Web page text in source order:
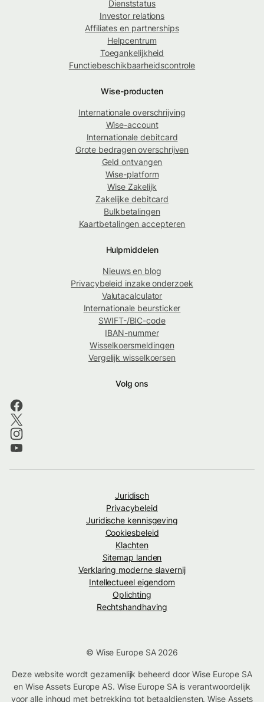
Dienststatus
Investor relations
Affiliates en partnerships
Helpcentrum
Toegankelijkheid
Functiebeschikbaarheidscontrole
Wise-producten
Internationale overschrijving
Wise-account
Internationale debitcard
Grote bedragen overschrijven
Geld ontvangen
Wise-platform
Wise Zakelijk
Zakelijke debitcard
Bulkbetalingen
Kaartbetalingen accepteren
Hulpmiddelen
Nieuws en blog
Privacybeleid inzake onderzoek
Valutacalculator
Internationale beursticker
SWIFT-/BIC-code
IBAN-nummer
Wisselkoersmeldingen
Vergelijk wisselkoersen
Volg ons
Juridisch
Privacybeleid
Juridische kennisgeving
Cookiesbeleid
Klachten
Sitemap landen
Verklaring moderne slavernij
Intellectueel eigendom
Oplichting
Rechtshandhaving
© Wise Europe SA 2026
Deze website wordt gezamenlijk beheerd door Wise Europe SA
en Wise Assets Europe AS. Wise Europe SA is verantwoordelijk
voor alle inhoud met betrekking tot betaaldiensten. Wise Assets